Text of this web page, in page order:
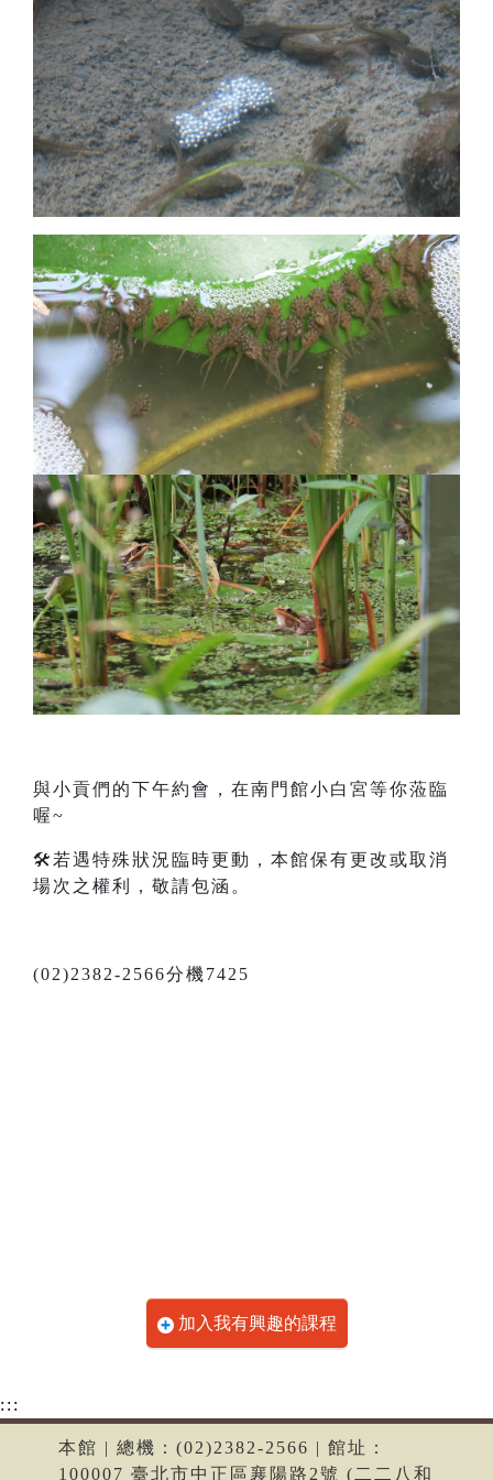
與小貢們的下午約會，在南門館小白宮等你蒞臨
喔~
🛠️若遇特殊狀況臨時更動，本館保有更改或取消
場次之權利，敬請包涵。
(02)2382-2566分機7425
加入我有興趣的課程
:::
本館 | 總機：(02)2382-2566 | 館址：
100007 臺北市中正區襄陽路2號 (二二八和